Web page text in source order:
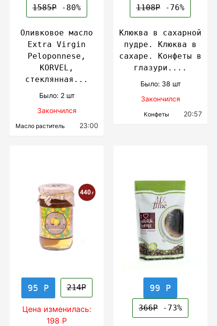
1585Р -80%
Оливковое масло
Extra Virgin
Peloponnese,
KORVEL,
стеклянная...
Было: 2 шт
Закончился
Масло раститель 23:00
1108Р -76%
Клюква в сахарной
пудре. Клюква в
сахаре. Конфеты в
глазури....
Было: 38 шт
Закончился
Конфеты 20:57
95 Р 214Р
Цена изменилась:
198 Р
99 Р
366Р -73%